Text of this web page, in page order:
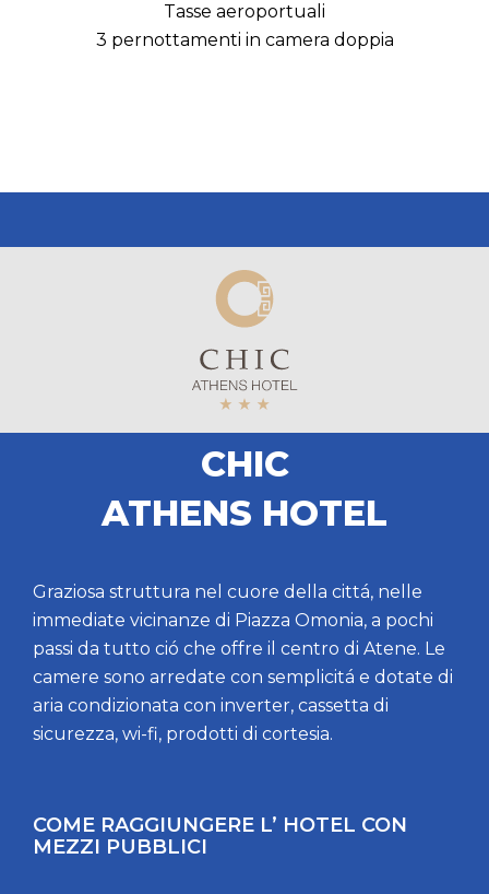
Tasse aeroportuali
3 pernottamenti in camera doppia
CHIC
ATHENS HOTEL
Graziosa struttura nel cuore della cittá, nelle
immediate vicinanze di Piazza Omonia, a pochi
passi da tutto ció che offre il centro di Atene. Le
camere sono arredate con semplicitá e dotate di
aria condizionata con inverter, cassetta di
sicurezza, wi-fi, prodotti di cortesia.
COME RAGGIUNGERE L’ HOTEL CON
MEZZI PUBBLICI